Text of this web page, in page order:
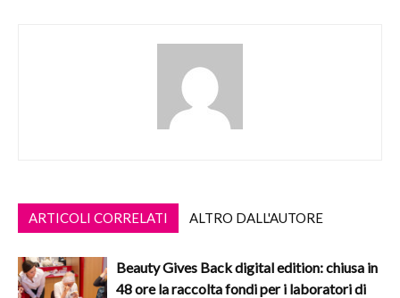
ARTICOLI CORRELATI ALTRO DALL'AUTORE
Beauty Gives Back digital edition: chiusa in
48 ore la raccolta fondi per i laboratori di